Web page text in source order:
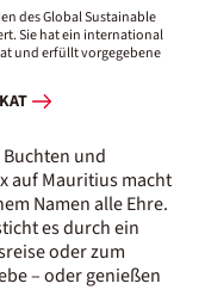
des Global Sustainable
Sie hat ein international
und erfüllt vorgegebene
und
auf Mauritius macht
Namen alle Ehre.
es durch ein
oder zum
– oder genießen